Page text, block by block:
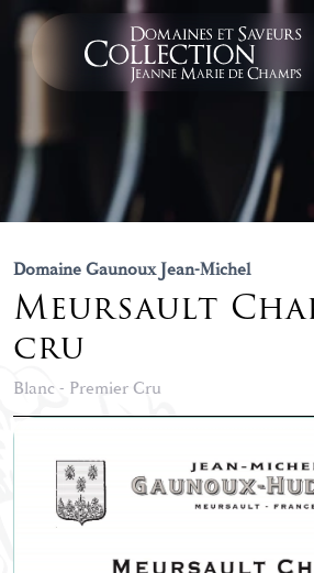
Domaine Gaunoux Jean-Michel
Meursault
cru
Blanc - Premier Cru